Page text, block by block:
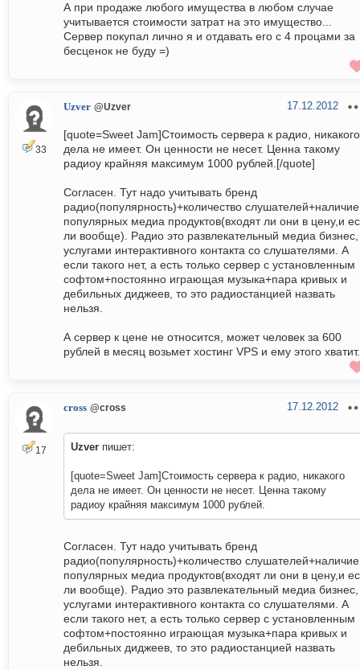
А при продаже любого имущества в любом случае
учитывается стоимости затрат на это имущество...
Сервер покупал лично я и отдавать его с 4 процами за
бесценок не буду =)
33
Uzver @Uzver 17.12.2012
[quote=Sweet Jam]Стоимость сервера к радио, никакого
дела не имеет. Он ценности не несет. Ценна такому
радиоу крайняя максимум 1000 рублей.[/quote]
Согласен. Тут надо учитывать бренд
радио(популярность)+количество слушателей+наличие
популярных медиа продуктов(входят ли они в цену,и
ли вообще). Радио это развлекательный медиа бизнес,
услугами интерактивного контакта со слушателями. А
если такого нет, а есть только сервер с установленным
софтом+постоянно играющая музыка+пара кривых и
дебильных диджеев, то это радиостанцией назвать
нельзя.
А сервер к цене не относится, может человек за 600
рублей в месяц возьмет хостинг VPS и ему этого хватит.
17
cross @cross 17.12.2012
Uzver пишет:
[quote=Sweet Jam]Стоимость сервера к радио, никакого
дела не имеет. Он ценности не несет. Ценна такому
радиоу крайняя максимум 1000 рублей.
Согласен. Тут надо учитывать бренд
радио(популярность)+количество слушателей+наличие
популярных медиа продуктов(входят ли они в цену,и
ли вообще). Радио это развлекательный медиа бизнес,
услугами интерактивного контакта со слушателями. А
если такого нет, а есть только сервер с установленным
софтом+постоянно играющая музыка+пара кривых и
дебильных диджеев, то это радиостанцией назвать
нельзя.